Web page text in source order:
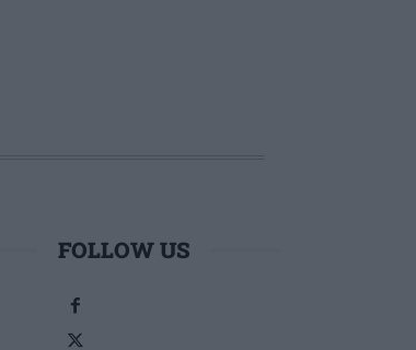
FOLLOW US